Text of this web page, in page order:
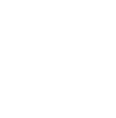
productassortiment.